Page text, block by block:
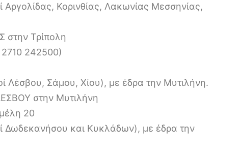
Κορινθίας, Λακωνίας Μεσσηνίας,
Τρίπολη
242500)
Λέσβου, Σάμου, Χίου), με έδρα την Μυτιλήνη.
στην Μυτιλήνη
20
Δωδεκανήσου και Κυκλάδων), με έδρα την